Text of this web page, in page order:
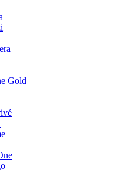
Gold